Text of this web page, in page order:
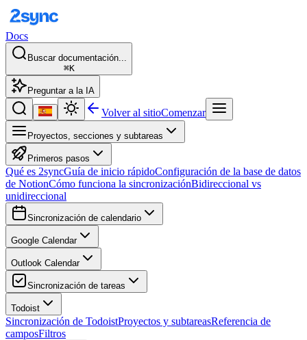
Docs
Buscar documentación...
⌘K
Preguntar a la IA
Volver al sitioComenzar
Proyectos, secciones y subtareas
Primeros pasos
Qué es 2syncGuía de inicio rápidoConfiguración de la base de datos
de NotionCómo funciona la sincronizaciónBidireccional vs
unidireccional
Sincronización de calendario
Google Calendar
Outlook Calendar
Sincronización de tareas
Todoist
Sincronización de TodoistProyectos y subtareasReferencia de
camposFiltros